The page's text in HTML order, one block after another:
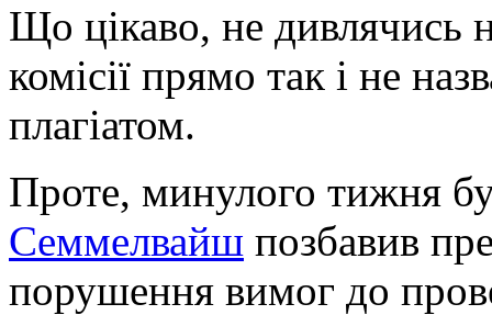
Що цікаво, не дивлячись
комісії прямо так і не
плагіатом.
Проте, минулого тижня
Семмелвайш позбавив
порушення вимог до